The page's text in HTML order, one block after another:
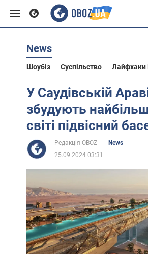
Європа
США
Африка
Життя
Лайфхаки
News
Шоубіз Суспільство Лайфхаки
У Саудівській
збудують
світі підвісний
Редакція OBOZ
News
25.09.2024 03:31